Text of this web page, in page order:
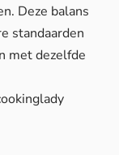
Deze balans
standaarden
met dezelfde